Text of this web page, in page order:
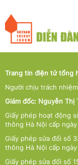
Trang tin điện tử tổng
Người chịu trách
Giám đốc: Nguyễn Thị
Giấy phép hoạt động
thông Hà Nội cấp
Giấy phép sửa đổi số
thông Hà Nội cấp
Giấy phép sửa đổi số